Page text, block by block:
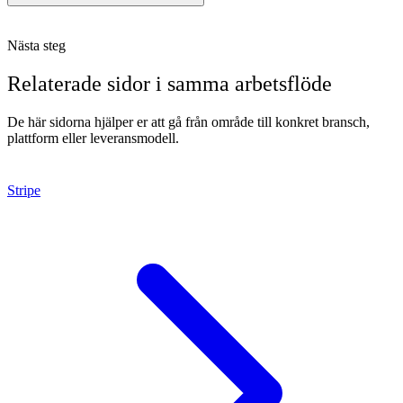
Nästa steg
Relaterade sidor i samma arbetsflöde
De här sidorna hjälper er att gå från område till konkret bransch,
plattform eller leveransmodell.
Stripe